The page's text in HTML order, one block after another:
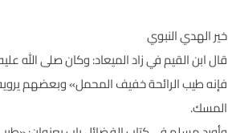
خير الهدي النبوي
قال ابن القيم في زاد الميعاد: وكان صلى الله
فإنه طيب الرائحة خفيف المحمل» وبعضهم
المسك.